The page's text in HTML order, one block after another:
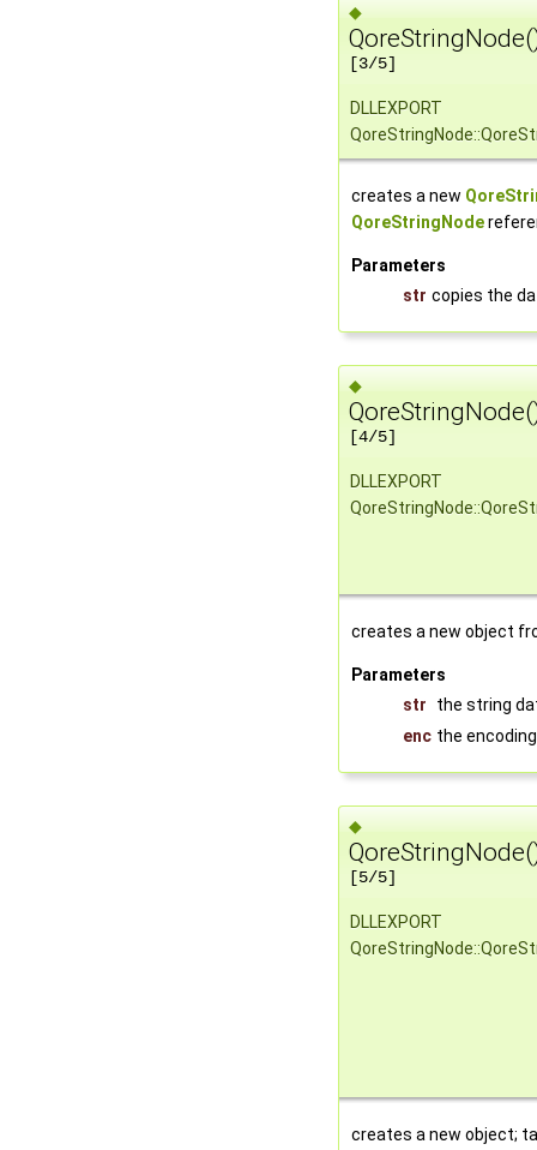
◆
[3/5]
DLLEXPORT
creates a new
QoreStringNode
Parameters
str copies the
◆
[4/5]
DLLEXPORT
creates a new object
Parameters
str
the string
enc the
◆
[5/5]
DLLEXPORT
creates a new object;